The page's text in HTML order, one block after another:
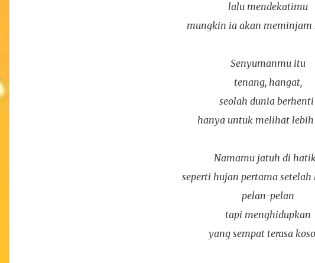
lalu mendekatimu
mungkin ia akan meminjam
Senyumanmu itu
tenang, hangat,
seolah dunia berhenti
hanya untuk melihat
Namamu jatuh di
seperti hujan pertama setelah
pelan-pelan
tapi menghidupkan
yang sempat terasa